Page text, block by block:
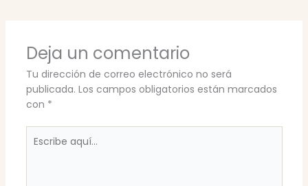
Deja un comentario
Tu dirección de correo electrónico no será
publicada. Los campos obligatorios están marcados
con *
aquí...